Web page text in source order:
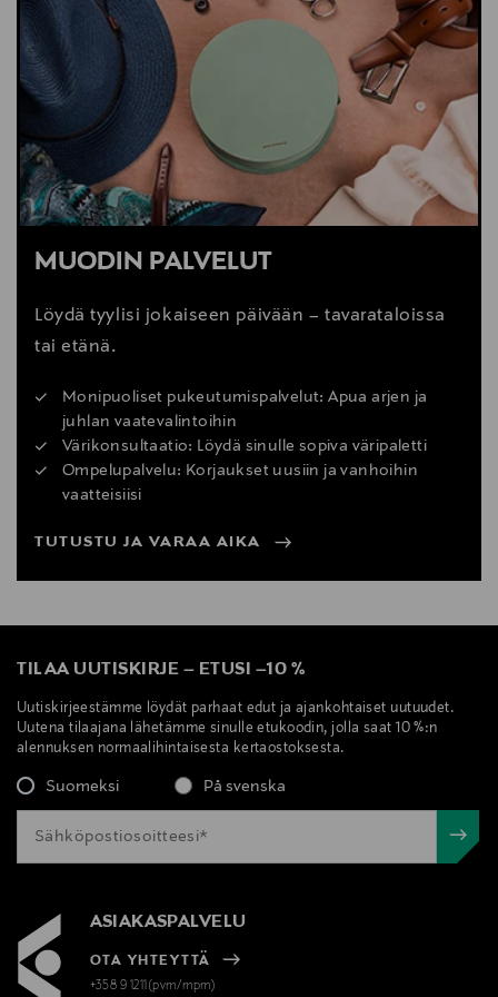
MUODIN PALVELUT
Löydä tyylisi jokaiseen päivään – tavarataloissa
tai etänä.
Monipuoliset pukeutumispalvelut: Apua arjen ja
juhlan vaatevalintoihin
Värikonsultaatio: Löydä sinulle sopiva väripaletti
Ompelupalvelu: Korjaukset uusiin ja vanhoihin
vaatteisiisi
TUTUSTU JA VARAA AIKA
TILAA UUTISKIRJE – ETUSI –10 %
Uutiskirjeestämme löydät parhaat edut ja ajankohtaiset uutuudet.
Uutena tilaajana lähetämme sinulle etukoodin, jolla saat 10 %:n
alennuksen normaalihintaisesta kertaostoksesta.
Suomeksi På svenska
ASIAKASPALVELU
OTA YHTEYTTÄ
+358 9 1211(pvm/mpm)